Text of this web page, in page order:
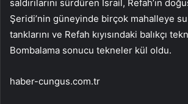
saldırılarını sürdüren İsrail, Refah’ın
Şeridi’nin güneyinde birçok mahalleye
tanklarını ve Refah kıyısındaki balıkçı
Bombalama sonucu tekneler kül oldu.
haber-cungus.com.tr